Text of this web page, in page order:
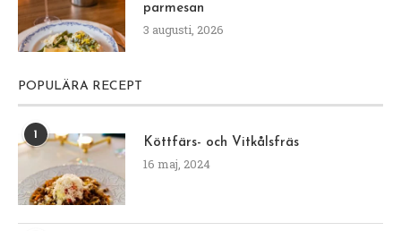
parmesan
3 augusti, 2026
POPULÄRA RECEPT
1
Köttfärs- och Vitkålsfräs
16 maj, 2024